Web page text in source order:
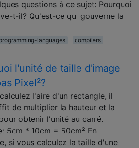
questions à ce sujet: Pourquoi
t-il? Qu'est-ce qui gouverne la
programming-languages compilers
l'unité de taille d'image
Pixel²?
l'aire d'un rectangle, il
de multiplier la hauteur et la
obtenir l'unité au carré.
5cm * 10cm = 50cm² En
si vous calculez la taille d'une